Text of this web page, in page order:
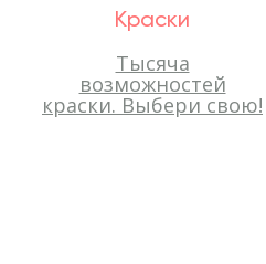
Краски
Тысяча
возможностей
краски. Выбери свою!